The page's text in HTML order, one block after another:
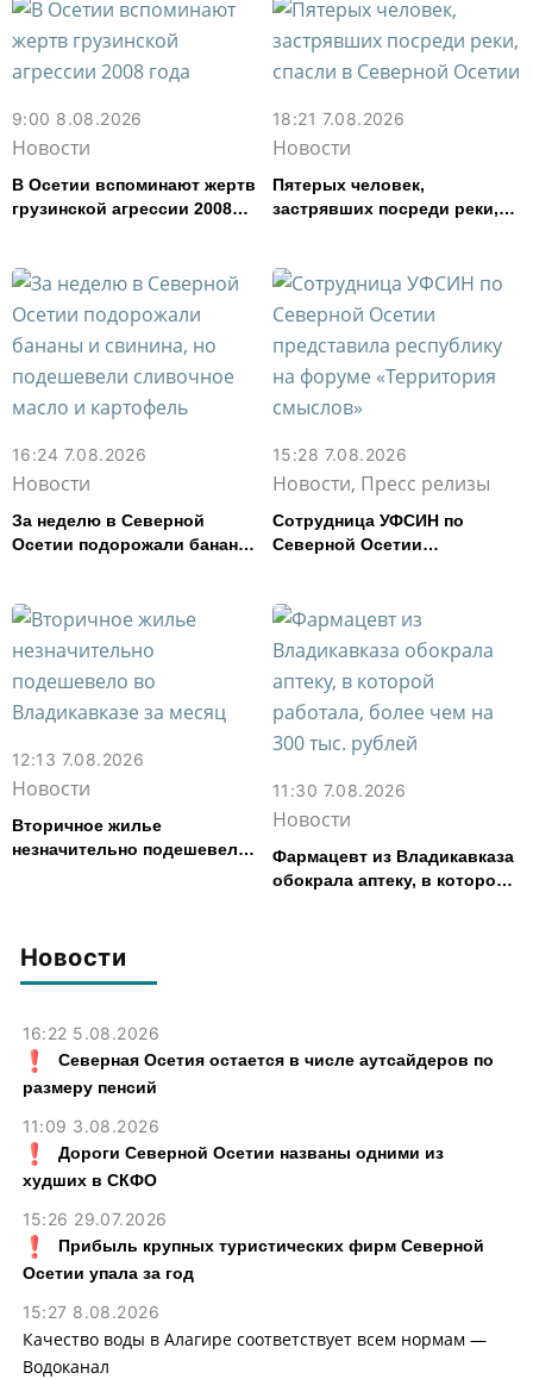
Новости
16:22 5.08.2026
Северная Осетия остается в числе аутсайдеров по
размеру пенсий
11:09 3.08.2026
Дороги Северной Осетии названы одними из
худших в СКФО
15:26 29.07.2026
Прибыль крупных туристических фирм Северной
Осетии упала за год
15:27 8.08.2026
Качество воды в Алагире соответствует всем нормам —
Водоканал
9:00 8.08.2026
Новости
В Осетии вспоминают жертв
грузинской агрессии 2008
18:21 7.08.2026
Новости
Пятерых человек,
застрявших посреди реки,
16:24 7.08.2026
Новости
За неделю в Северной
Осетии подорожали бананы
картофель
15:28 7.08.2026
Новости, Пресс релизы
Сотрудница УФСИН по
Северной Осетии
смыслов»
12:13 7.08.2026
Новости
Вторичное жилье
незначительно подешевело
11:30 7.08.2026
Новости
Фармацевт из Владикавказа
обокрала аптеку, в которой